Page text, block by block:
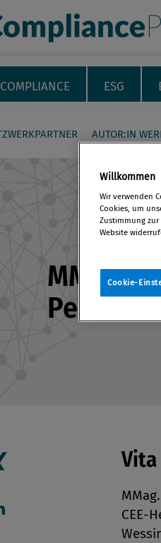
COMPLIANCE ESG
AUTOR:IN
MMag.
Peritz-
auf linkedIn
Vita
CEE-
Willkommen
Wir verwenden
Cookies, um
Zustimmung zur
Website
Cookie-